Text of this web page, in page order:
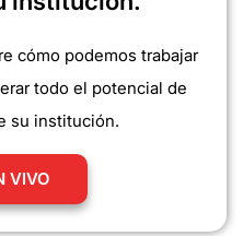
cómo podemos trabajar
todo el potencial de
su institución.
VIVO